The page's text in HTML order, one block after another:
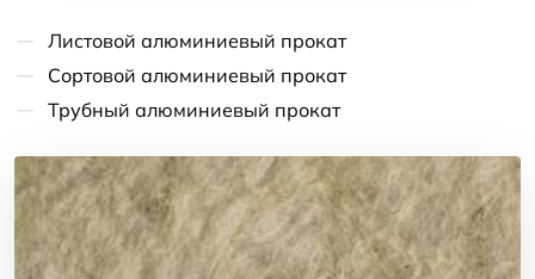
Листовой алюминиевый прокат
Сортовой алюминиевый прокат
Трубный алюминиевый прокат